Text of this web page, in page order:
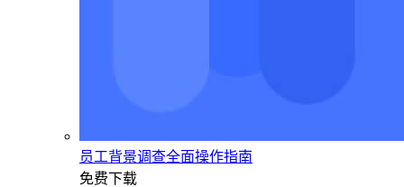
员工背景调查全面操作指南
免费下载